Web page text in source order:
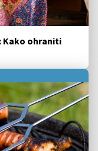
Kako ohraniti